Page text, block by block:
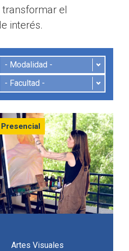
transformar el
interés.
Presencial
Artes Visuales